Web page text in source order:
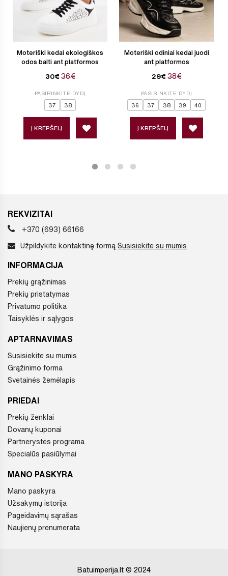
Moteriški kedai ekologiškos
odos balti ant platformos
30€ 36€
PASIRINKITE DYDĮ
37 38
Į KREPŠELĮ
Moteriški odiniai kedai juodi
ant platformos
29€ 38€
PASIRINKITE DYDĮ
36 37 38 39 40
Į KREPŠELĮ
REKVIZITAI
+370 (693) 66166
Užpildykite kontaktinę formą Susisiekite su mumis
INFORMACIJA
Prekių grąžinimas
Prekių pristatymas
Privatumo politika
Taisyklės ir sąlygos
APTARNAVIMAS
Susisiekite su mumis
Grąžinimo forma
Svetainės žemėlapis
PRIEDAI
Prekių ženklai
Dovanų kuponai
Partnerystės programa
Specialūs pasiūlymai
MANO PASKYRA
Mano paskyra
Užsakymų istorija
Pageidavimų sąrašas
Naujienų prenumerata
Batuimperija.lt © 2024